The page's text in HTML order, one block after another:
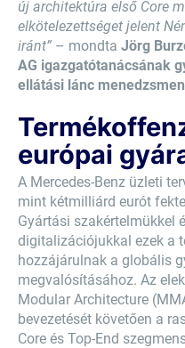
új architektúra első Core
elkötelezettséget jelent
iránt” – mondta Jörg
AG igazgatótanácsának
ellátási lánc
európai
A Mercedes-Benz üzleti
mint kétmilliárd eurót
Gyártási szakértelmükkel
digitalizációjukkal ezek a
hozzájárulnak a globális
megvalósításához. Az
Modular Architecture
bevezetését követően a
Core és Top-End